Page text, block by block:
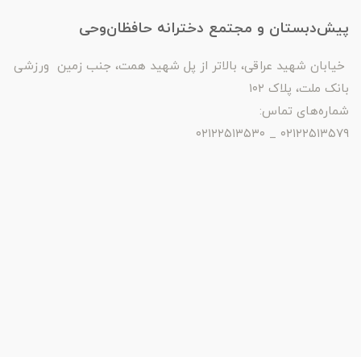
پیش‌دبستان و مجتمع دخترانه حافظان‌وحی
خیابان شهید عراقی، بالاتر از پل شهید همت، جنب زمین ورزشی
بانک ملت، پلاک ۱۰۲
شماره‌های تماس:
۰۲۱۲۲۵۱۳۵۷۹ _ ۰۲۱۲۲۵۱۳۵۳۰